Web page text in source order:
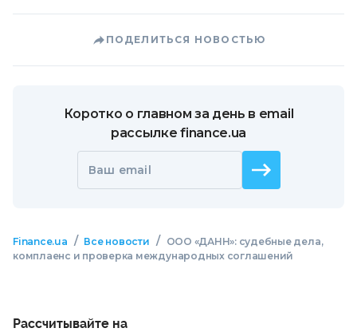
ПОДЕЛИТЬСЯ НОВОСТЬЮ
Коротко о главном за день в email
рассылке finance.ua
Ваш email
Finance.ua / Все новости /
ООО «ДАНН»: судебные дела,
комплаенс и проверка международных соглашений
Рассчитывайте на